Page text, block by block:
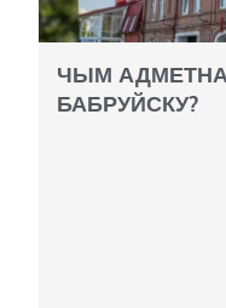
ЧЫМ
БАБРУЙСКУ?